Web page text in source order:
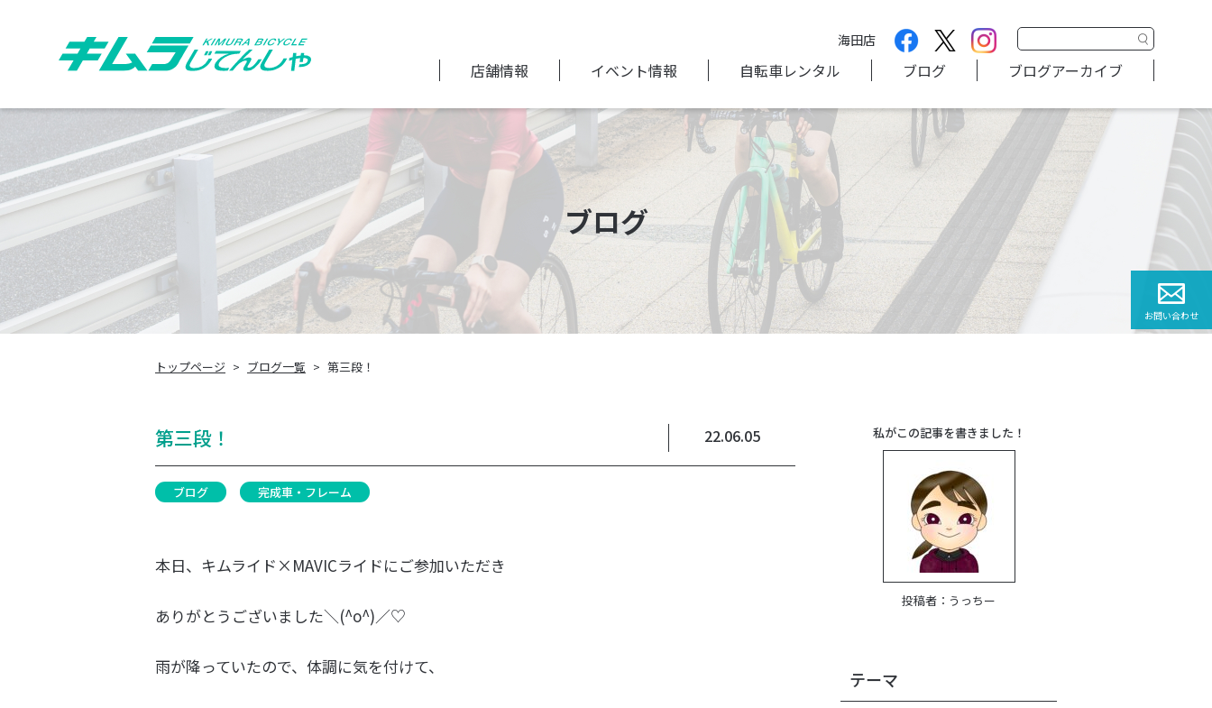
海田店
店舗情報 イベント情報 自転車レンタル ブログ ブログアーカイブ
ブログ
トップページ ブログ一覧 第三段！
第三段！ 22.06.05
ブログ 完成車・フレーム
本日、キムライド×MAVICライドにご参加いただき
ありがとうございました＼(^o^)／♡
雨が降っていたので、体調に気を付けて、
私がこの記事を書きました！
投稿者： うっちー
テーマ
お問い合わせ